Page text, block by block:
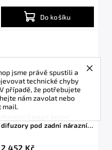
jsme právě spustili a
technické chyby
případě, že potřebujete
nám zavolat nebo
mail.
Do košíku
difuzory pod zadní nárazník
2 452 Kč